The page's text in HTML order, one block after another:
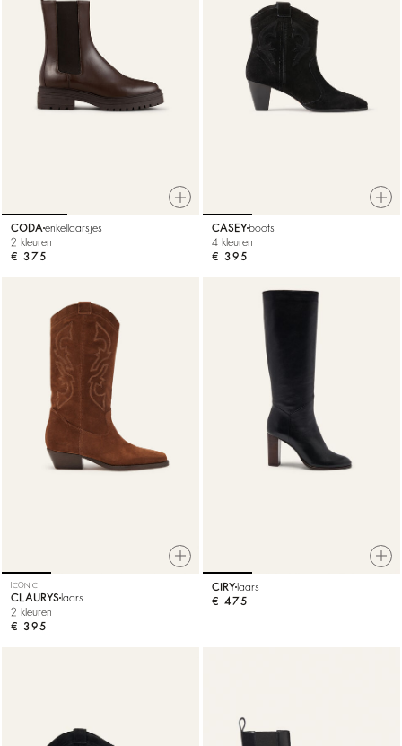
CODA enkellaarsjes
2 kleuren
€ 375
CASEY boots
4 kleuren
€ 395
ICONIC
CLAURYS laars
2 kleuren
€ 395
CIRY laars
€ 475